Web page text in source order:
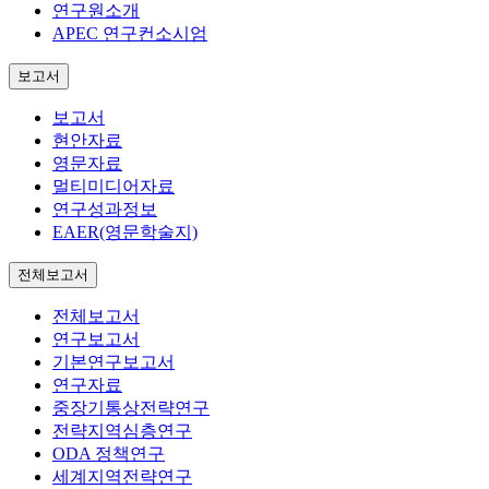
연구원소개
APEC 연구컨소시엄
보고서
보고서
현안자료
영문자료
멀티미디어자료
연구성과정보
EAER(영문학술지)
전체보고서
전체보고서
연구보고서
기본연구보고서
연구자료
중장기통상전략연구
전략지역심층연구
ODA 정책연구
세계지역전략연구